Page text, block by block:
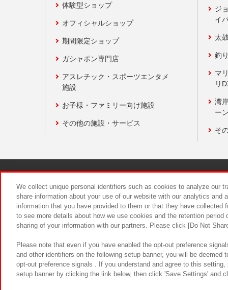
体験型ショップ
オフィシャルショップ
期間限定ショップ
ガシャポン専門店
アスレチック・スポーツエンタメ
施設
お子様・ファミリー向け施設
その他の施設・サービス
ジ
イ
太
釣
マ
リ
湾
ー
そ
食品のご
We collect unique personal identifiers such as cookies to analyze our
share information about your use of our website with our analytics and
information that you have provided to them or that they have
to see more details about how we use cookies and the retention
sharing of your information with our partners. Please click [Do Not
Please note that even if you have enabled the opt-out preference
and other identifiers on the following setup banner, you will be
opt-out preference signals . If you understand and agree to this
setup banner by clicking the link below, then click 'Save Settings' and